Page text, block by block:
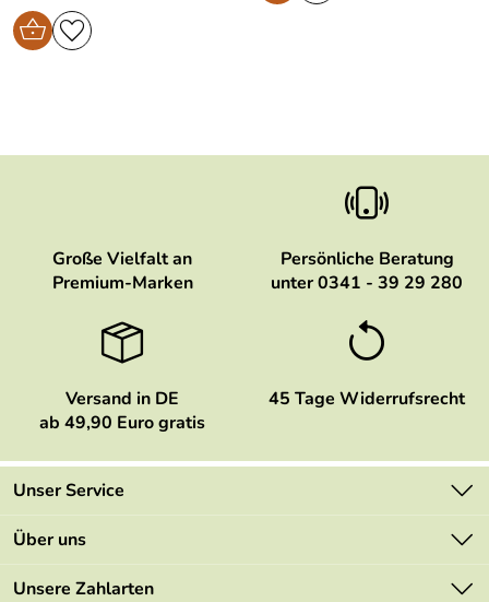
Große Vielfalt an
Premium-Marken
Persönliche Beratung
unter 0341 - 39 29 280
Versand in DE
ab 49,90 Euro gratis
45 Tage Widerrufsrecht
Unser Service
Kontakt
Über uns
Marken
Unsere Zahlarten